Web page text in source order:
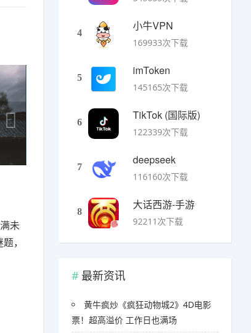
未
，
4
小牛VPN
169933次下载
5
imToken
145165次下载
6
TikTok (国际版)
122339次下载
7
deepseek
116160次下载
8
大话西游-手游
92211次下载
最新资讯
黄牛疯炒《疯狂动物城2》4D电影
票！超高溢价 工作日也满场